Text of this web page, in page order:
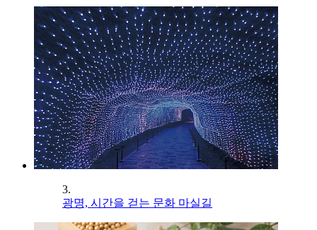
3.
광명, 시간을 걷는 문화 마실길